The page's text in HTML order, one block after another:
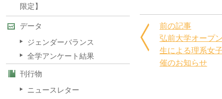
前の記事
弘前大学オープ
生による理系女
催のお知らせ
限定】
データ
ジェンダーバランス
全学アンケート結果
刊行物
ニュースレター